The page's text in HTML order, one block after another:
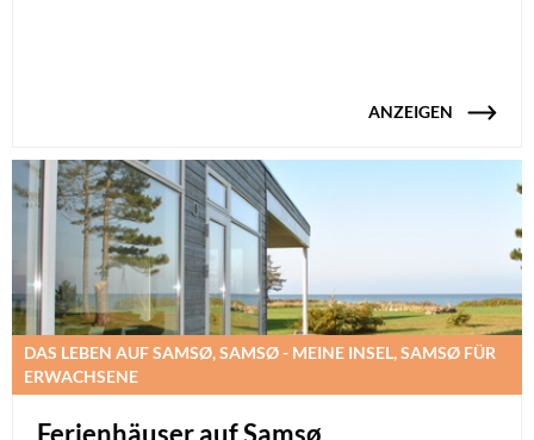
ANZEIGEN
DAS LEBEN AUF SAMSØ, SAMSØ - MEINE INSEL, SAMSØ FÜR
ERWACHSENE
Ferienhäuser auf Samsø